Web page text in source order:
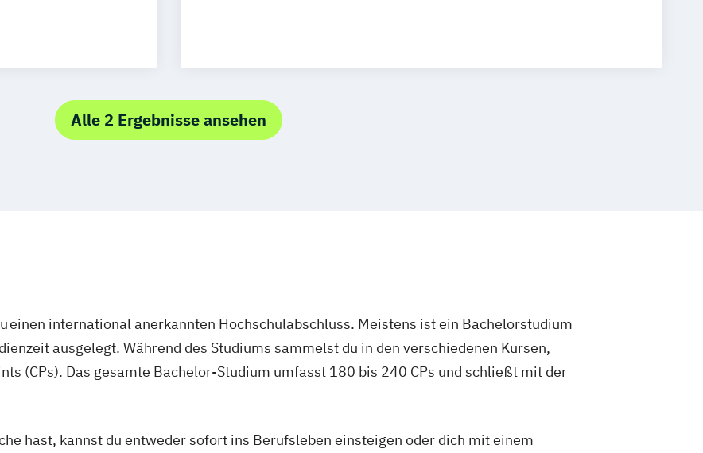
Alle 2 Ergebnisse ansehen
einen international anerkannten Hochschulabschluss. Meistens ist ein Bachelorstudium
ausgelegt. Während des Studiums sammelst du in den verschiedenen Kursen,
(CPs). Das gesamte Bachelor-Studium umfasst 180 bis 240 CPs und schließt mit der
hast, kannst du entweder sofort ins Berufsleben einsteigen oder dich mit einem